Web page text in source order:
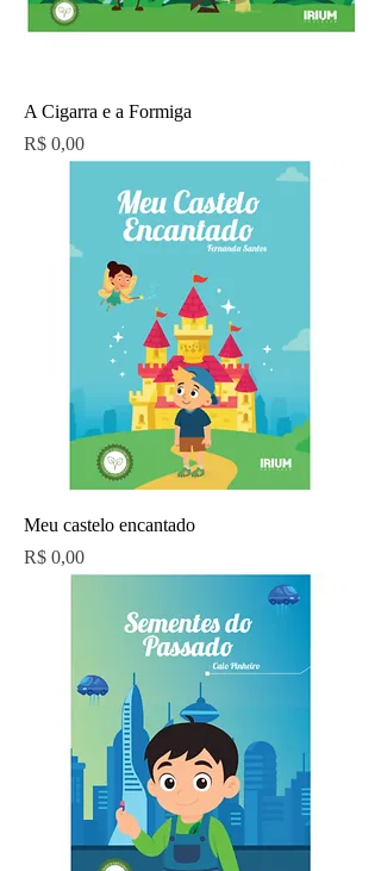
A Cigarra e a Formiga
Preço
R$ 0,00
Meu castelo encantado
Preço
R$ 0,00